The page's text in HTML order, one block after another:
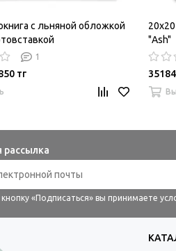
с льняной обложкой
1
тг
"Ash"
рассылка
«Подписаться» вы принимаете